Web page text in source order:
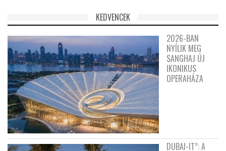
KEDVENCEK
2026-BAN
NYÍLIK MEG
SANGHAJ ÚJ
IKONIKUS
OPERAHÁZA
DUBAI-IT”: A